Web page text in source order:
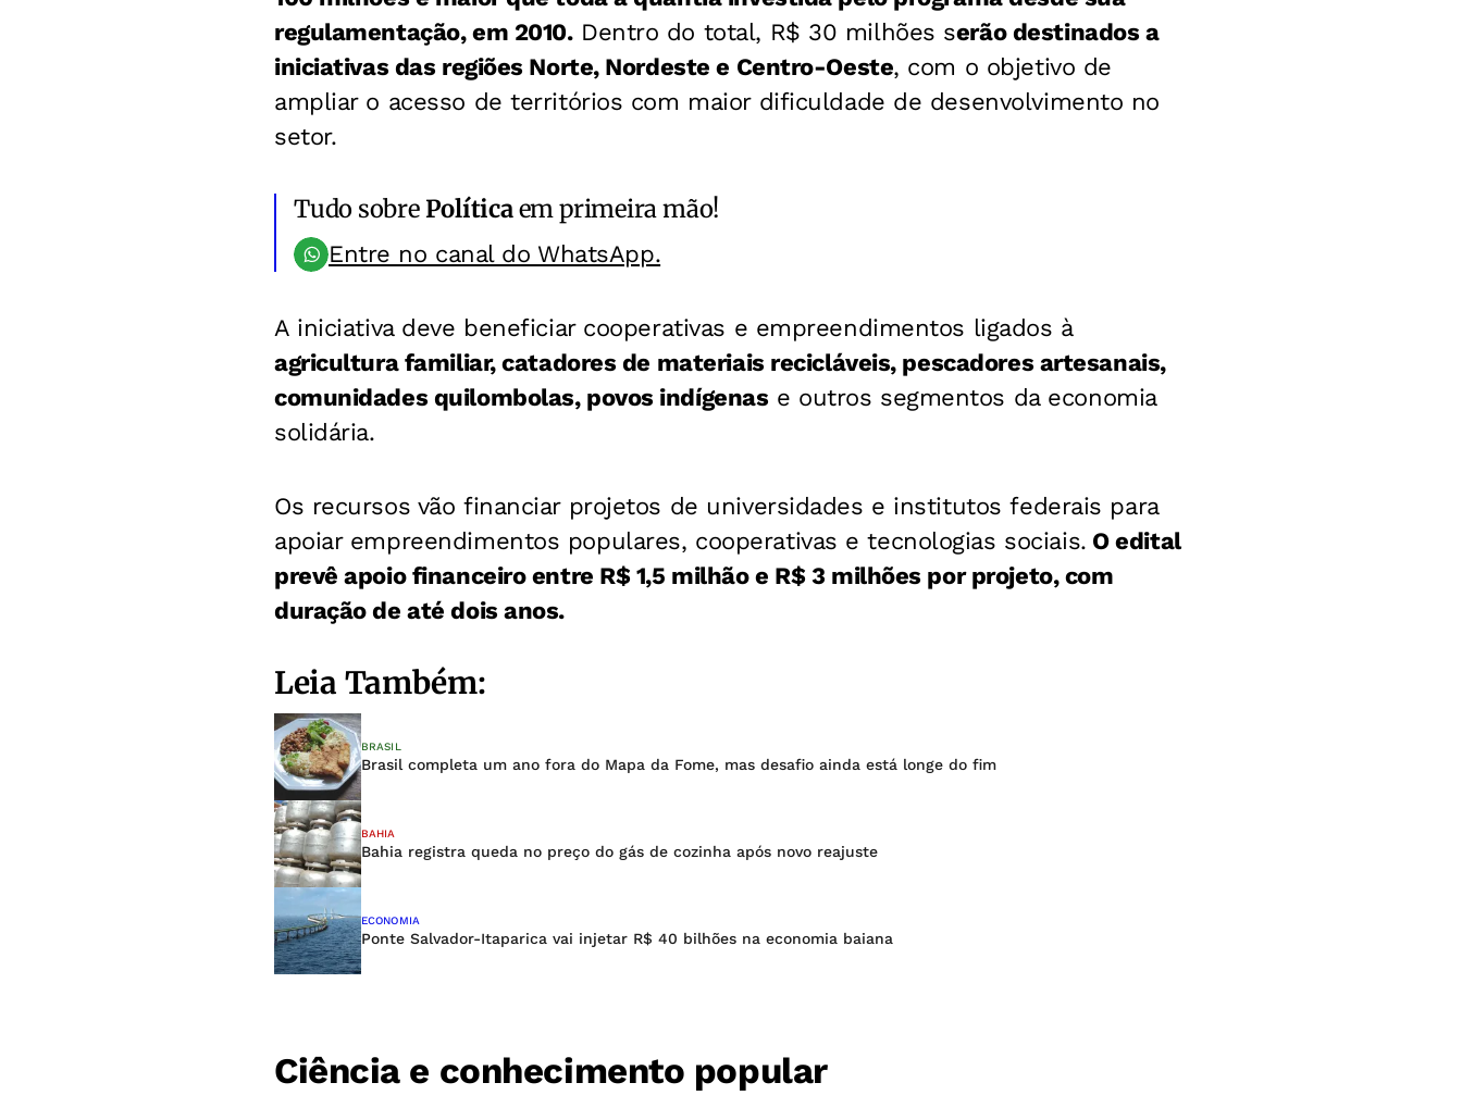
regulamentação, em 2010.Dentro do total, R$ 30 milhões serão destinados a
iniciativas das regiões Norte, Nordeste e Centro-Oeste, com o objetivo de
ampliar o acesso de territórios com maior dificuldade de desenvolvimento no
setor.
Tudo sobrePolíticaem primeira mão!
Entre no canal do WhatsApp.
A iniciativa deve beneficiar cooperativas e empreendimentos ligados à
agricultura familiar, catadores de materiais recicláveis, pescadores artesanais,
comunidades quilombolas, povos indígenas e outros segmentos da economia
solidária.
Os recursos vão financiar projetos de universidades e institutos federais para
apoiar empreendimentos populares, cooperativas e tecnologias sociais. O edital
prevê apoio financeiro entre R$ 1,5 milhão e R$ 3 milhões por projeto, com
duração de até dois anos.
Leia Também:
BRASIL
Brasil completa um ano fora do Mapa da Fome, mas desafio ainda está longe do fim
BAHIA
Bahia registra queda no preço do gás de cozinha após novo reajuste
ECONOMIA
Ponte Salvador-Itaparica vai injetar R$ 40 bilhões na economia baiana
Ciência e conhecimento popular